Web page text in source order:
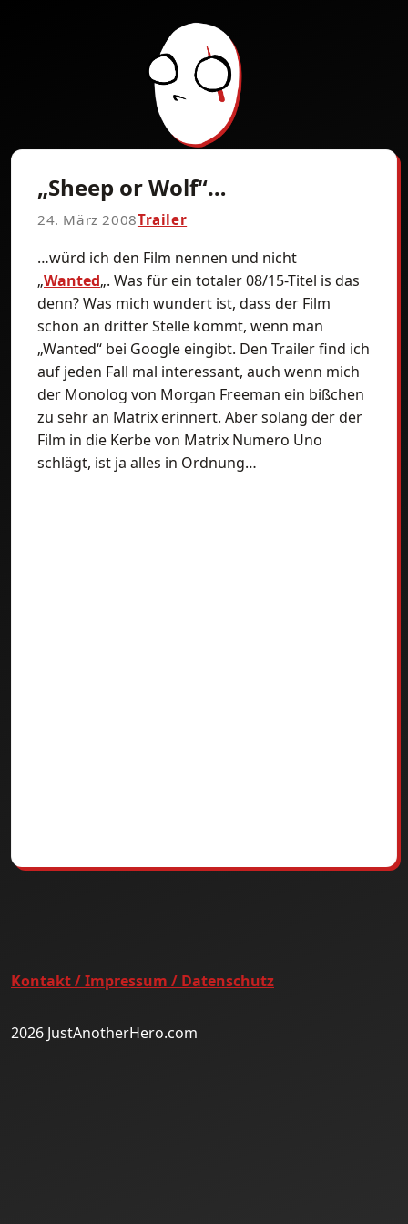
„Sheep or Wolf“…
24. März 2008Trailer
…würd ich den Film nennen und nicht
„Wanted„. Was für ein totaler 08/15-Titel is das
denn? Was mich wundert ist, dass der Film
schon an dritter Stelle kommt, wenn man
„Wanted“ bei Google eingibt. Den Trailer find ich
auf jeden Fall mal interessant, auch wenn mich
der Monolog von Morgan Freeman ein bißchen
zu sehr an Matrix erinnert. Aber solang der der
Film in die Kerbe von Matrix Numero Uno
schlägt, ist ja alles in Ordnung…
Kontakt / Impressum / Datenschutz
2026 JustAnotherHero.com